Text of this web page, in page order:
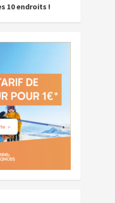
10 endroits !